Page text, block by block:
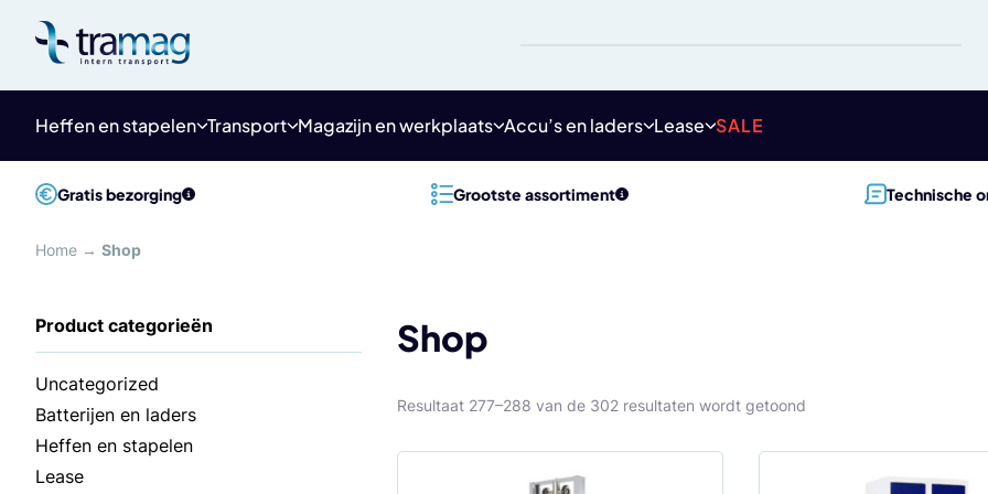
content
Heffen en stapelen Transport Magazijn en werkplaats Accu’s en laders Lease SALE
Gratis bezorging Grootste assortiment Technische
Home → Shop
Shop
Uncategorized
Batterijen en laders
Heffen en stapelen
Lease
Resultaat 277–288 van de 302 resultaten wordt getoond